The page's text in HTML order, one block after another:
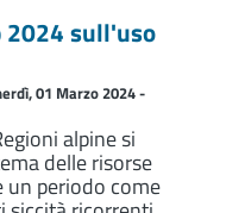
2024 sull'uso
01 Marzo 2024 -
alpine si
delle risorse
un periodo come